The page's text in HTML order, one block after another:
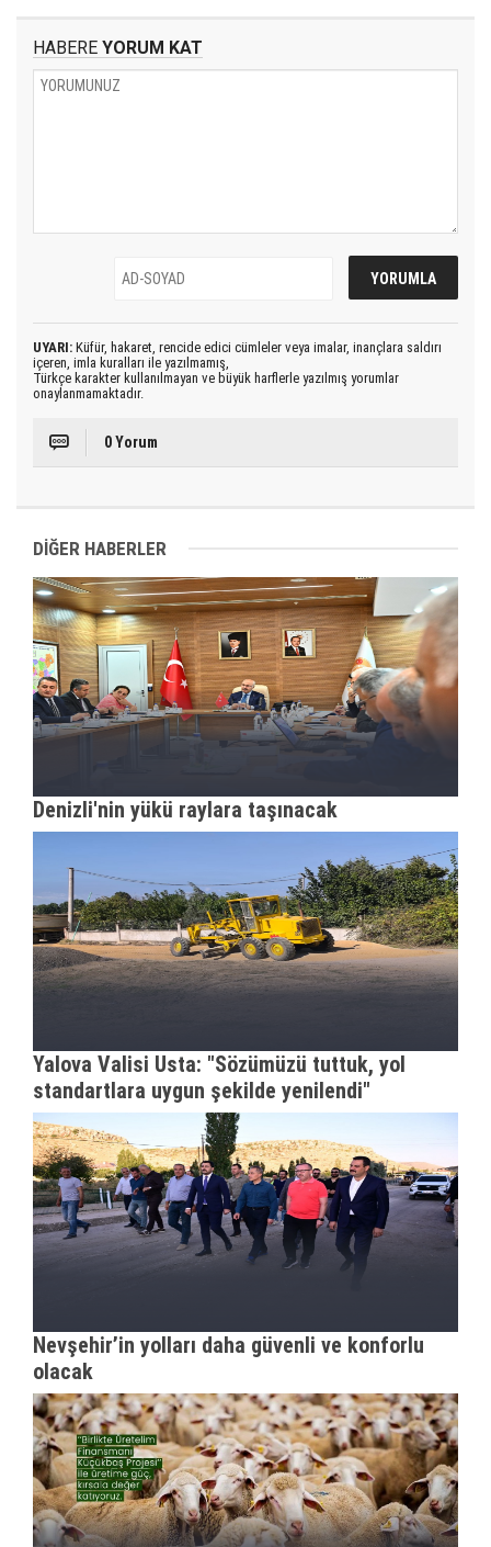
HABERE YORUM KAT
UYARI: Küfür, hakaret, rencide edici cümleler veya imalar, inançlara saldırı
içeren, imla kuralları ile yazılmamış,
Türkçe karakter kullanılmayan ve büyük harflerle yazılmış yorumlar
onaylanmamaktadır.
0 Yorum
DİĞER HABERLER
Denizli'nin yükü raylara taşınacak
Yalova Valisi Usta: "Sözümüzü tuttuk, yol
standartlara uygun şekilde yenilendi"
Nevşehir’in yolları daha güvenli ve konforlu
olacak